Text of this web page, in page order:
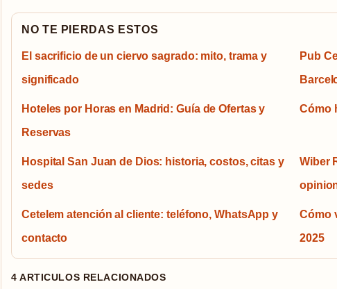
NO TE PIERDAS ESTOS
El sacrificio de un ciervo sagrado: mito, trama y
significado
Pub
Hoteles por Horas en Madrid: Guía de Ofertas y
Reservas
Cómo
Hospital San Juan de Dios: historia, costos, citas y
sedes
Wiber
Cetelem atención al cliente: teléfono, WhatsApp y
contacto
Cómo
2025
4 ARTICULOS RELACIONADOS